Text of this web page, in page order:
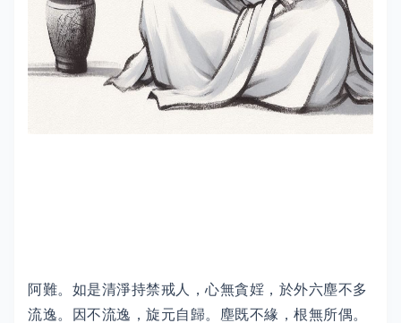
阿難。如是清淨持禁戒人，心無貪婬，於外六塵不多
流逸。因不流逸，旋元自歸。塵既不緣，根無所偶。